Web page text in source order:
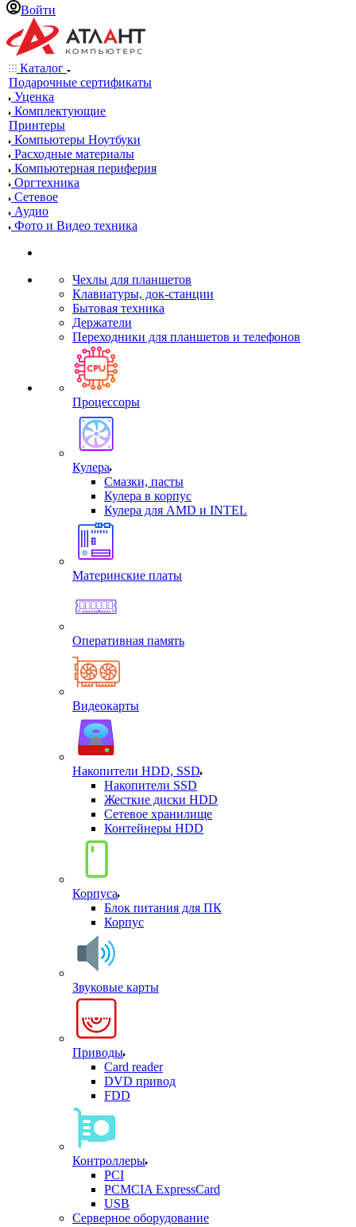
Войти
Каталог
Подарочные сертификаты
Уценка
Комплектующие
Принтеры
Компьютеры Ноутбуки
Расходные материалы
Компьютерная периферия
Оргтехника
Сетевое
Аудио
Фото и Видео техника
Чехлы для планшетов
Клавиатуры, док-станции
Бытовая техника
Держатели
Переходники для планшетов и телефонов
Процессоры
Кулера
Смазки, пасты
Кулера в корпус
Кулера для AMD и INTEL
Материнские платы
Оперативная память
Видеокарты
Накопители HDD, SSD
Накопители SSD
Жесткие диски HDD
Сетевое хранилище
Контейнеры HDD
Корпуса
Блок питания для ПК
Корпус
Звуковые карты
Приводы
Card reader
DVD привод
FDD
Контроллеры
PCI
PCMCIA ExpressCard
USB
Cерверное оборудование